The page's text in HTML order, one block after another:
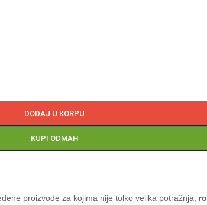
DODAJ U KORPU
KUPI ODMAH
proizvode za kojima nije tolko velika potražnja,